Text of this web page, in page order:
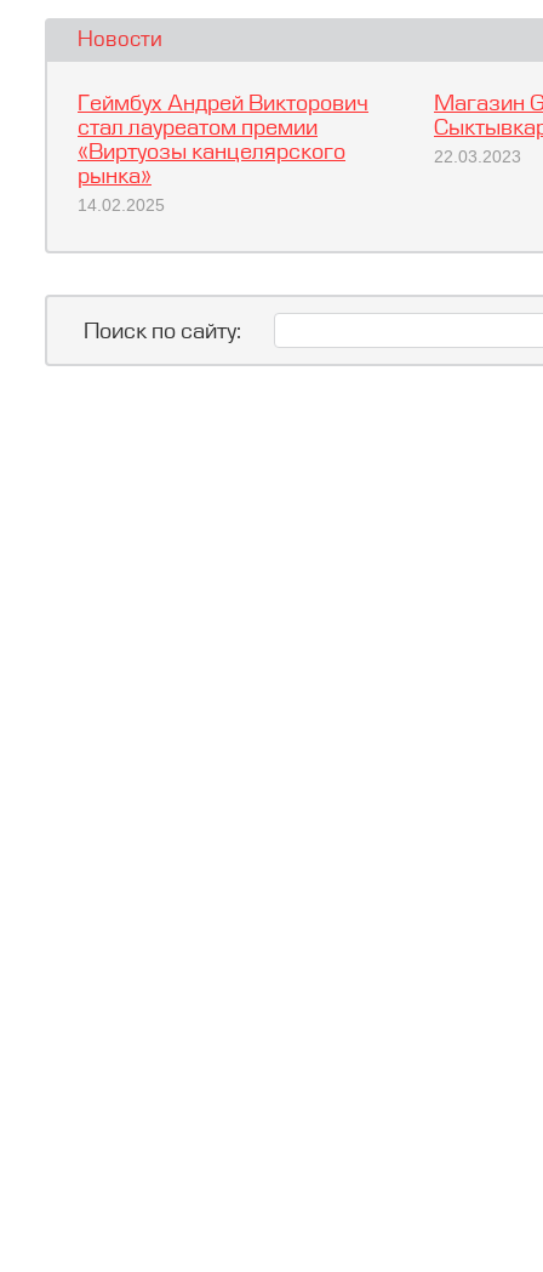
Новости
Геймбух Андрей Викторович
стал лауреатом премии
«Виртуозы канцелярского
рынка»
14.02.2025
Магазин
22.03.2023
Поиск по сайту: